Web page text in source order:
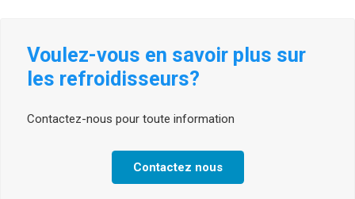
Voulez-vous en savoir plus sur
les refroidisseurs?
Contactez-nous pour toute information
Contactez nous